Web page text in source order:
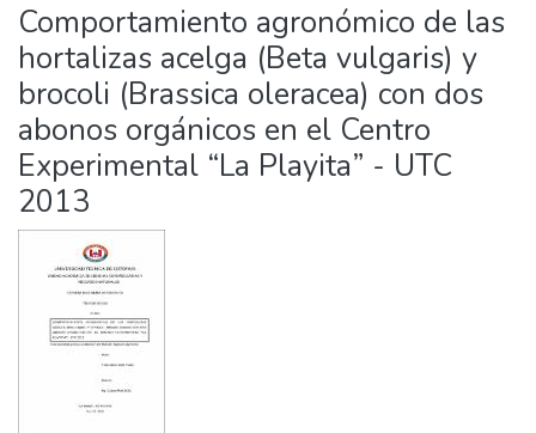
Comportamiento agronómico de las
hortalizas acelga (Beta vulgaris) y
brocoli (Brassica oleracea) con dos
abonos orgánicos en el Centro
Experimental “La Playita” - UTC
2013